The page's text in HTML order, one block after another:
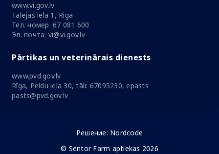
www.vi.gov.lv
Talejas iela 1, Riga
Тел. номер: 67 081 600
Эл. почта: vi@vi.gov.lv
Pārtikas un veterinārais dienests
www.pvd.gov.lv
Rīga, Peldu iela 30, tālr. 67095230, epasts
pasts@pvd.gov.lv
Решение: Nordcode
© Sentor Farm aptiekas 2026